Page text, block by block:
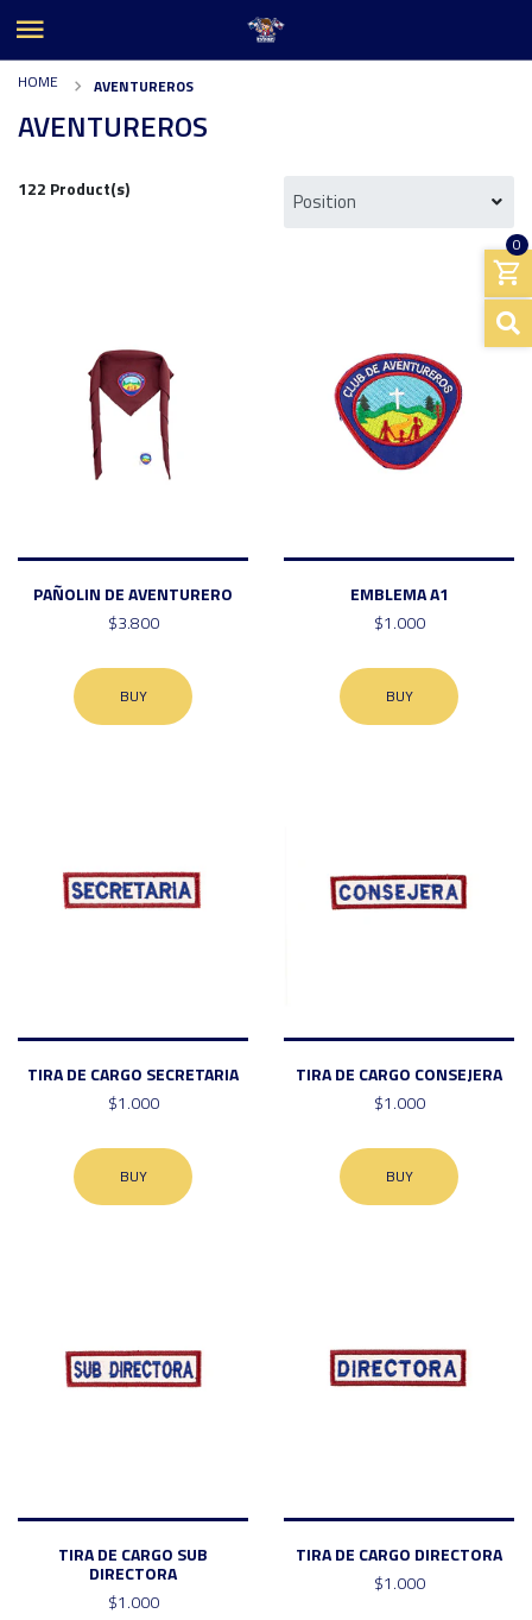
0
HOME AVENTUREROS
AVENTUREROS
122 Product(s)
PAÑOLIN DE AVENTURERO
$3.800
BUY
EMBLEMA A1
$1.000
BUY
TIRA DE CARGO SECRETARIA
$1.000
BUY
TIRA DE CARGO CONSEJERA
$1.000
BUY
TIRA DE CARGO SUB
DIRECTORA
$1.000
TIRA DE CARGO DIRECTORA
$1.000